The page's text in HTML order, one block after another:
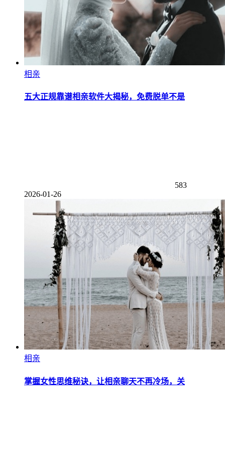
相亲
五大正规靠谱相亲软件大揭秘，免费脱单不是
583
2026-01-26
相亲
掌握女性思维秘诀，让相亲聊天不再冷场，关